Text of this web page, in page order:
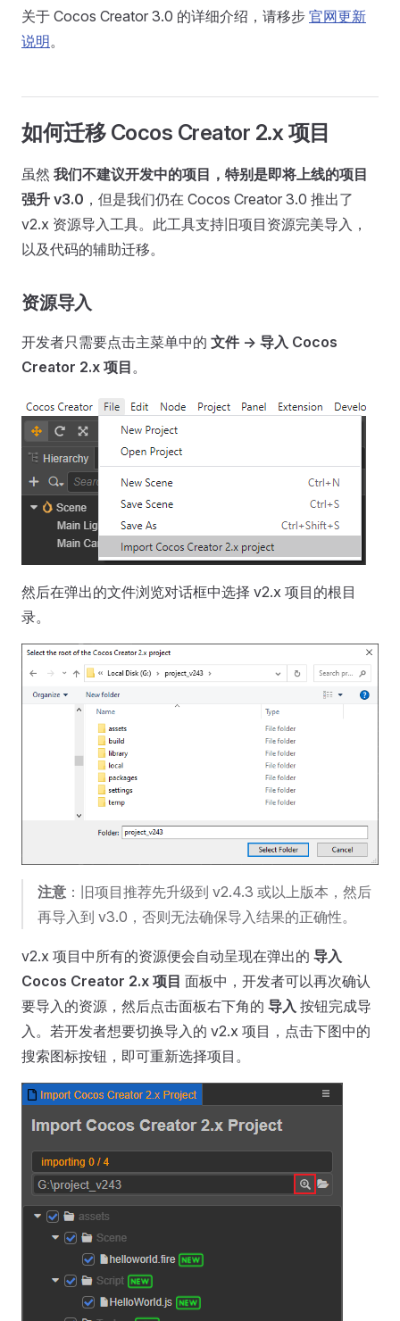
关于 Cocos Creator 3.0 的详细介绍，请移步 官网更新
说明。
如何迁移 Cocos Creator 2.x 项目
虽然 我们不建议开发中的项目，特别是即将上线的项目
强升 v3.0 ，但是我们仍在 Cocos Creator 3.0 推出了
v2.x 资源导入工具。此工具支持旧项目资源完美导入，
以及代码的辅助迁移。
资源导入
开发者只需要点击主菜单中的 文件 -> 导入 Cocos
Creator 2.x 项目。
然后在弹出的文件浏览对话框中选择 v2.x 项目的根目
录。
注意 ：旧项目推荐先升级到 v2.4.3 或以上版本，然后
再导入到 v3.0，否则无法确保导入结果的正确性。
v2.x 项目中所有的资源便会自动呈现在弹出的 导入
Cocos Creator 2.x 项目 面板中，开发者可以再次确认
要导入的资源，然后点击面板右下角的 导入 按钮完成导
入。若开发者想要切换导入的 v2.x 项目，点击下图中的
搜索图标按钮，即可重新选择项目。